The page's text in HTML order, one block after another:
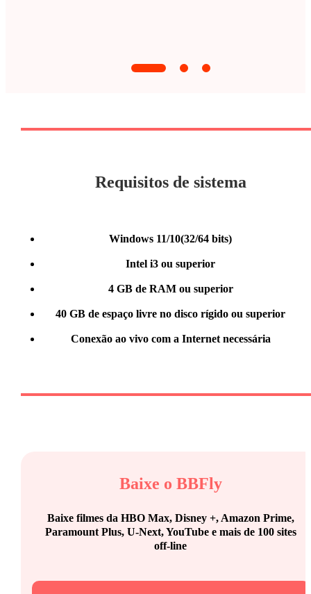
Requisitos de sistema
Windows 11/10(32/64 bits)
Intel i3 ou superior
4 GB de RAM ou superior
40 GB de espaço livre no disco rígido ou superior
Conexão ao vivo com a Internet necessária
Baixe o BBFly
Baixe filmes da HBO Max, Disney +, Amazon Prime,
Paramount Plus, U-Next, YouTube e mais de 100 sites
off-line